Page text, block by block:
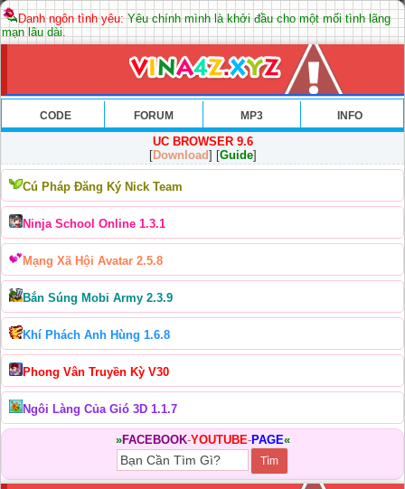
Danh ngôn tình yêu:Yêu chính mình là khởi đầu cho một mối tình lãng
mạn lâu dài.
CODE FORUM MP3 INFO
UC BROWSER 9.6
[Download] [Guide]
Cú Pháp Đăng Ký Nick Team
Ninja School Online 1.3.1
Mạng Xã Hội Avatar 2.5.8
Bắn Súng Mobi Army 2.3.9
Khí Phách Anh Hùng 1.6.8
Phong Vân Truyền Kỳ V30
Ngôi Làng Của Gió 3D 1.1.7
»FACEBOOK-YOUTUBE-PAGE«